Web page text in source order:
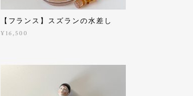
【フランス】スズランの水差し
¥16,500